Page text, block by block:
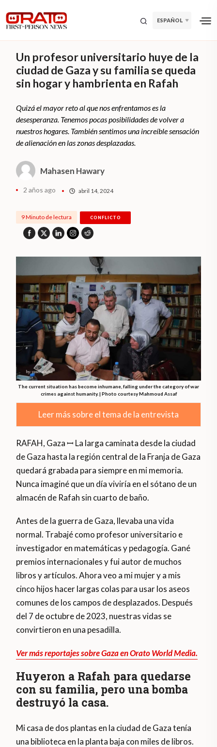
ESPAÑOL
Un profesor universitario huye de la
ciudad de Gaza y su familia se queda
sin hogar y hambrienta en Rafah
Quizá el mayor reto al que nos enfrentamos es la
desesperanza. Tenemos pocas posibilidades de volver a
nuestros hogares. También sentimos una increíble sensación
de alienación en las zonas desplazadas.
Mahasen Hawary
2 años ago abril 14, 2024
9 Minuto de lectura CONFLICTO
The current situation has become inhumane, falling under the category of war
crimes against humanity. | Photo courtesy Mahmoud Assaf
Leer más sobre el tema de la entrevista
RAFAH, Gaza ꟷ La larga caminata desde la ciudad
de Gaza hasta la región central de la Franja de Gaza
quedará grabada para siempre en mi memoria.
Nunca imaginé que un día viviría en el sótano de un
almacén de Rafah sin cuarto de baño.
Antes de la guerra de Gaza, llevaba una vida
normal. Trabajé como profesor universitario e
investigador en matemáticas y pedagogía. Gané
premios internacionales y fui autor de muchos
libros y artículos. Ahora veo a mi mujer y a mis
cinco hijos hacer largas colas para usar los aseos
comunes de los campos de desplazados. Después
del 7 de octubre de 2023, nuestras vidas se
convirtieron en una pesadilla.
Ver más reportajes sobre Gaza en Orato World Media.
Huyeron a Rafah para quedarse
con su familia, pero una bomba
destruyó la casa.
Mi casa de dos plantas en la ciudad de Gaza tenía
una biblioteca en la planta baja con miles de libros.